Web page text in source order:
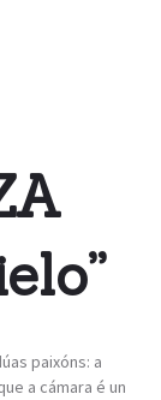
paixóns: a
a cámara é un